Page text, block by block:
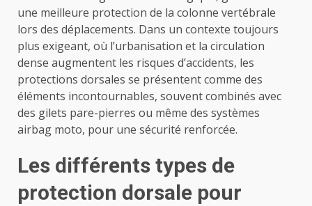
une meilleure protection de la colonne vertébrale
lors des déplacements. Dans un contexte toujours
plus exigeant, où l’urbanisation et la circulation
dense augmentent les risques d’accidents, les
protections dorsales se présentent comme des
éléments incontournables, souvent combinés avec
des gilets pare-pierres ou même des systèmes
airbag moto, pour une sécurité renforcée.
Les différents types de
protection dorsale pour